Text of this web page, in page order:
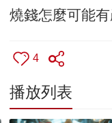
燒錢怎麼可能
4
播放列表